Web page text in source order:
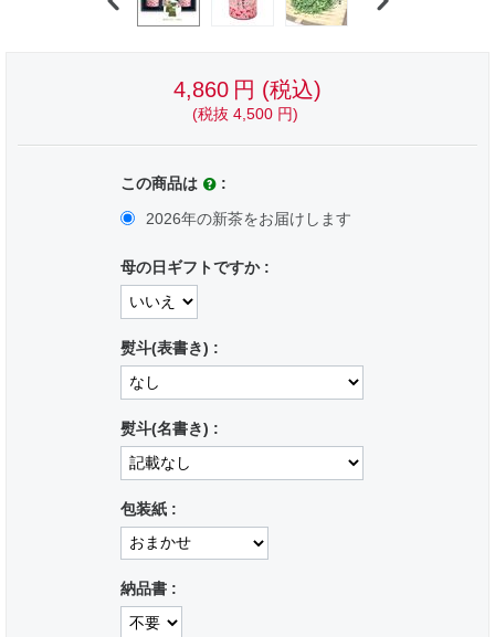
4,860 円 (税込)
(税抜 4,500 円)
この商品は
:
2026年の新茶をお届けします
母の日ギフトですか :
熨斗(表書き) :
熨斗(名書き) :
包装紙 :
納品書 :